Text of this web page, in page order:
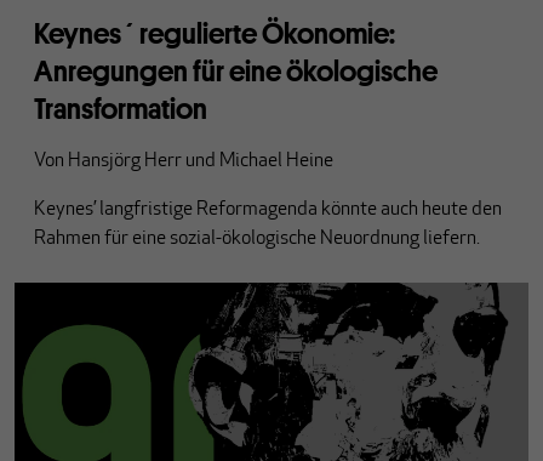
Keynes´ regulierte Ökonomie:
Anregungen für eine ökologische
Transformation
Von Hansjörg Herr und Michael Heine
Keynes’ langfristige Reformagenda könnte auch heute den
Rahmen für eine sozial-ökologische Neuordnung liefern.